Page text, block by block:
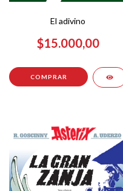
El adivino
$15.000,00